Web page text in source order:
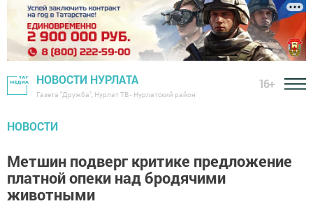
НОВОСТИ НУРЛАТА
Газета "Дружба", Нурлат ТВ - Нурлатский район
16+
НОВОСТИ
Метшин подверг критике предложение
платной опеки над бродячими
животными